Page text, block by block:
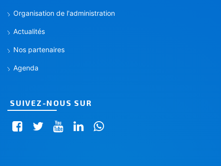
Organisation de l'administration
Actualités
Nos partenaires
Agenda
SUIVEZ-NOUS SUR